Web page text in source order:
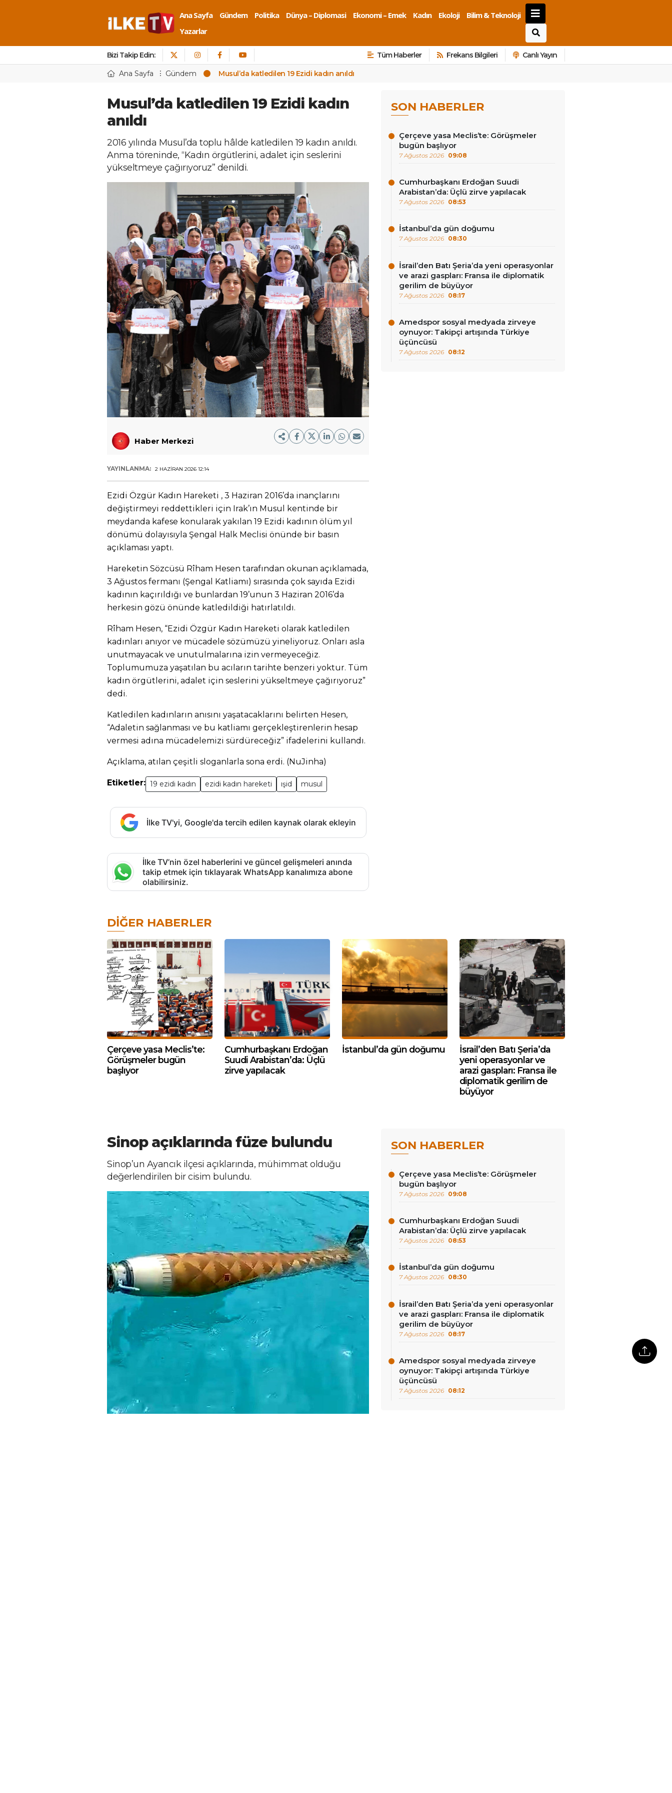
Ana Sayfa Gündem Politika Dünya – Diplomasi Ekonomi – Emek Kadın Ekoloji
Bilim & Teknoloji
Yazarlar
Bizi Takip Edin: Tüm Haberler Frekans Bilgileri Canlı Yayın
Ana Sayfa Gündem Musul’da katledilen 19 Ezidi kadın anıldı
Musul’da katledilen 19 Ezidi kadın
anıldı
2016 yılında Musul’da toplu hâlde katledilen 19 kadın anıldı.
Anma töreninde, “Kadın örgütlerini, adalet için seslerini
yükseltmeye çağırıyoruz” denildi.
Haber Merkezi
YAYINLANMA: 2 HAZIRAN 2026 12:14
Ezidi Özgür Kadın Hareketi , 3 Haziran 2016’da inançlarını
değiştirmeyi reddettikleri için Irak’ın Musul kentinde bir
meydanda kafese konularak yakılan 19 Ezidi kadının ölüm yıl
dönümü dolayısıyla Şengal Halk Meclisi önünde bir basın
açıklaması yaptı.
Hareketin Sözcüsü Rîham Hesen tarafından okunan açıklamada,
3 Ağustos fermanı (Şengal Katliamı) sırasında çok sayıda Ezidi
kadının kaçırıldığı ve bunlardan 19’unun 3 Haziran 2016’da
herkesin gözü önünde katledildiği hatırlatıldı.
Rîham Hesen, “Ezidi Özgür Kadın Hareketi olarak katledilen
kadınları anıyor ve mücadele sözümüzü yineliyoruz. Onları asla
unutmayacak ve unutulmalarına izin vermeyeceğiz.
Toplumumuza yaşatılan bu acıların tarihte benzeri yoktur. Tüm
kadın örgütlerini, adalet için seslerini yükseltmeye çağırıyoruz”
dedi.
Katledilen kadınların anısını yaşatacaklarını belirten Hesen,
“Adaletin sağlanması ve bu katliamı gerçekleştirenlerin hesap
vermesi adına mücadelemizi sürdüreceğiz” ifadelerini kullandı.
Açıklama, atılan çeşitli sloganlarla sona erdi. (NuJinha)
Etiketler: 19 ezidi kadın ezidi kadın hareketi ışid musul
İlke TV'yi, Google'da tercih edilen kaynak olarak ekleyin
İlke TV’nin özel haberlerini ve güncel gelişmeleri anında
takip etmek için tıklayarak WhatsApp kanalımıza abone
olabilirsiniz.
SON HABERLER
Çerçeve yasa Meclis’te: Görüşmeler
bugün başlıyor
7 Ağustos 2026 09:08
Cumhurbaşkanı Erdoğan Suudi
Arabistan’da: Üçlü zirve yapılacak
7 Ağustos 2026 08:53
İstanbul’da gün doğumu
7 Ağustos 2026 08:30
İsrail’den Batı Şeria’da yeni operasyonlar
ve arazi gaspları: Fransa ile diplomatik
gerilim de büyüyor
7 Ağustos 2026 08:17
Amedspor sosyal medyada zirveye
oynuyor: Takipçi artışında Türkiye
üçüncüsü
7 Ağustos 2026 08:12
DIĞER HABERLER
Çerçeve yasa Meclis’te:
Görüşmeler bugün
başlıyor
Cumhurbaşkanı Erdoğan
Suudi Arabistan’da: Üçlü
zirve yapılacak
İstanbul’da gün doğumu
İsrail’den Batı Şeria’da
yeni operasyonlar ve
arazi gaspları: Fransa ile
diplomatik gerilim de
büyüyor
Sinop açıklarında füze bulundu
Sinop’un Ayancık ilçesi açıklarında, mühimmat olduğu
değerlendirilen bir cisim bulundu.
SON HABERLER
Çerçeve yasa Meclis’te: Görüşmeler
bugün başlıyor
7 Ağustos 2026 09:08
Cumhurbaşkanı Erdoğan Suudi
Arabistan’da: Üçlü zirve yapılacak
7 Ağustos 2026 08:53
İstanbul’da gün doğumu
7 Ağustos 2026 08:30
İsrail’den Batı Şeria’da yeni operasyonlar
ve arazi gaspları: Fransa ile diplomatik
gerilim de büyüyor
7 Ağustos 2026 08:17
Amedspor sosyal medyada zirveye
oynuyor: Takipçi artışında Türkiye
üçüncüsü
7 Ağustos 2026 08:12